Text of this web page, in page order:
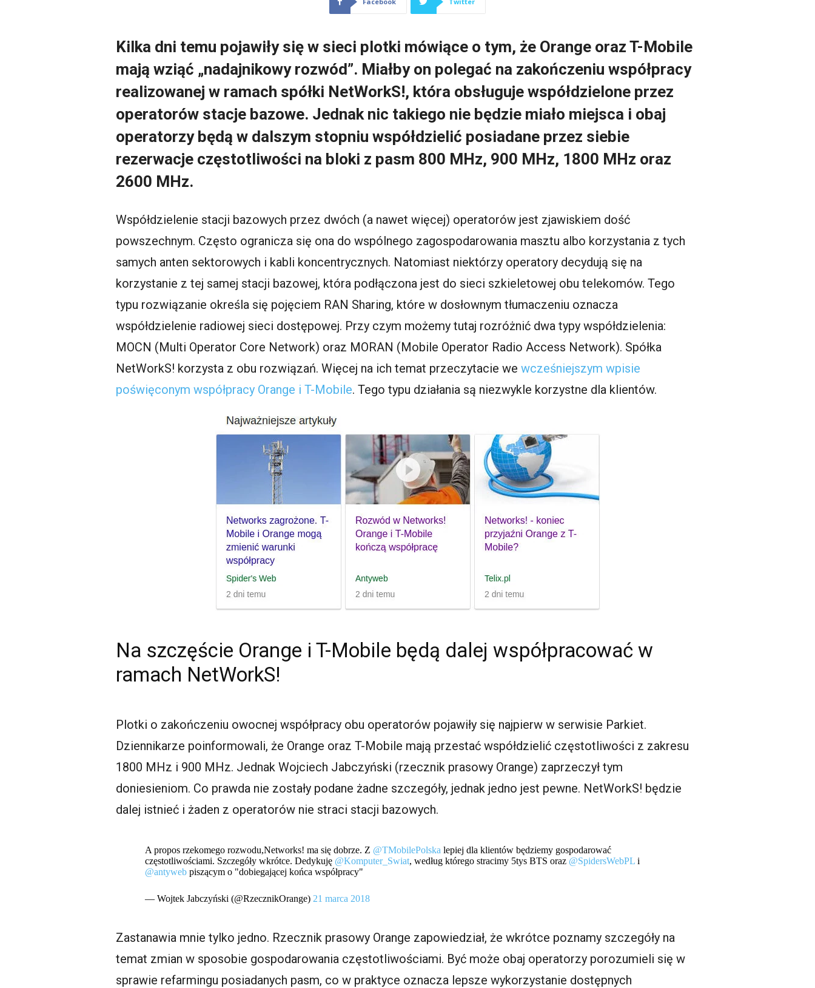
Kilka dni temu pojawiły się w sieci plotki mówiące o tym, że Orange oraz T-Mobile
mają wziąć „nadajnikowy rozwód”. Miałby on polegać na zakończeniu współpracy
realizowanej w ramach spółki NetWorkS!, która obsługuje współdzielone przez
operatorów stacje bazowe. Jednak nic takiego nie będzie miało miejsca i obaj
operatorzy będą w dalszym stopniu współdzielić posiadane przez siebie
rezerwacje częstotliwości na bloki z pasm 800 MHz, 900 MHz, 1800 MHz oraz
2600 MHz.
Współdzielenie stacji bazowych przez dwóch (a nawet więcej) operatorów jest zjawiskiem dość
powszechnym. Często ogranicza się ona do wspólnego zagospodarowania masztu albo korzystania z tych
samych anten sektorowych i kabli koncentrycznych. Natomiast niektórzy operatory decydują się na
korzystanie z tej samej stacji bazowej, która podłączona jest do sieci szkieletowej obu telekomów. Tego
typu rozwiązanie określa się pojęciem RAN Sharing, które w dosłownym tłumaczeniu oznacza
współdzielenie radiowej sieci dostępowej. Przy czym możemy tutaj rozróżnić dwa typy współdzielenia:
MOCN (Multi Operator Core Network) oraz MORAN (Mobile Operator Radio Access Network). Spółka
NetWorkS! korzysta z obu rozwiązań. Więcej na ich temat przeczytacie wewcześniejszym wpisie
poświęconym współpracy Orange i T-Mobile. Tego typu działania są niezwykle korzystne dla klientów.
Na szczęście Orange i T-Mobile będą dalej współpracować w
ramach NetWorkS!
Plotki o zakończeniu owocnej współpracy obu operatorów pojawiły się najpierw w serwisie Parkiet.
Dziennikarze poinformowali, że Orange oraz T-Mobile mają przestać współdzielić częstotliwości z zakresu
1800 MHz i 900 MHz. Jednak Wojciech Jabczyński (rzecznik prasowy Orange) zaprzeczył tym
doniesieniom. Co prawda nie zostały podane żadne szczegóły, jednak jedno jest pewne. NetWorkS! będzie
dalej istnieć i żaden z operatorów nie straci stacji bazowych.
A propos rzekomego rozwodu,Networks! ma się dobrze. Z @TMobilePolska lepiej dla klientów będziemy gospodarować
częstotliwościami. Szczegóły wkrótce. Dedykuję @Komputer_Swiat, według którego stracimy 5tys BTS oraz @SpidersWebPL i
@antyweb piszącym o "dobiegającej końca współpracy"
— Wojtek Jabczyński (@RzecznikOrange) 21 marca 2018
Zastanawia mnie tylko jedno. Rzecznik prasowy Orange zapowiedział, że wkrótce poznamy szczegóły na
temat zmian w sposobie gospodarowania częstotliwościami. Być może obaj operatorzy porozumieli się w
sprawie refarmingu posiadanych pasm, co w praktyce oznacza lepsze wykorzystanie dostępnych